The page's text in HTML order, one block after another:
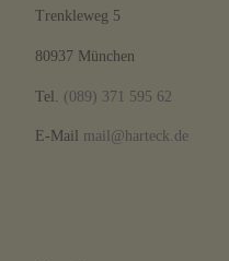
Trenkleweg 5
80937 München
Tel. (089) 371 595 62
E-Mail mail@harteck.de